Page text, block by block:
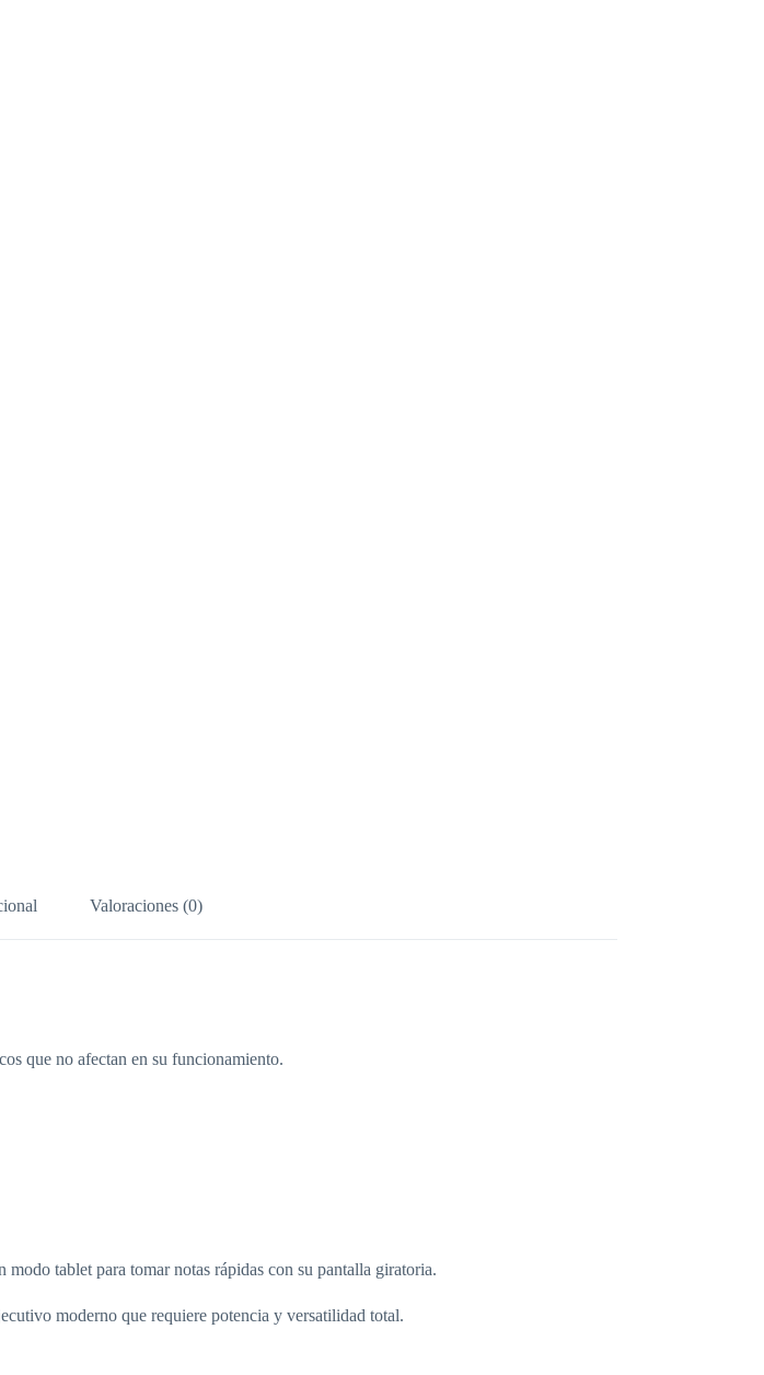
Valoraciones (0)
que no afectan en su funcionamiento.
tablet para tomar notas rápidas con su pantalla giratoria.
moderno que requiere potencia y versatilidad total.